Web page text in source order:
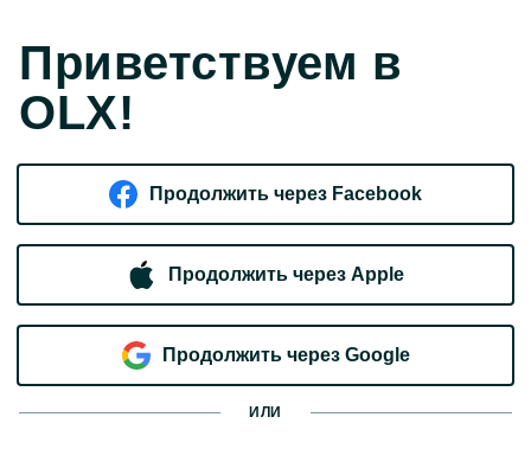
Приветствуем в
OLX!
Продолжить через Facebook
Продолжить через Apple
Продолжить через Google
ИЛИ